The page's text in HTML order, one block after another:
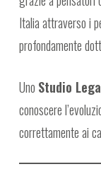
Italia attraverso i
profondamente
Uno Studio
conoscere
correttamente ai